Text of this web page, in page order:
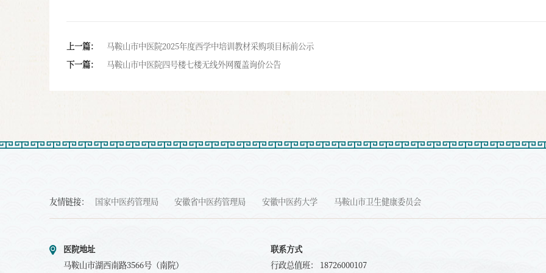
上一篇：
马鞍山市中医院2025年度西学中培训教材采购项目标前公示
下一篇：
马鞍山市中医院四号楼七楼无线外网覆盖询价公告
友情链接： 国家中医药管理局 安徽省中医药管理局 安徽中医药大学 马鞍山市卫生健康委员会
医院地址
马鞍山市湖西南路3566号（南院）
联系方式
行政总值班： 18726000107